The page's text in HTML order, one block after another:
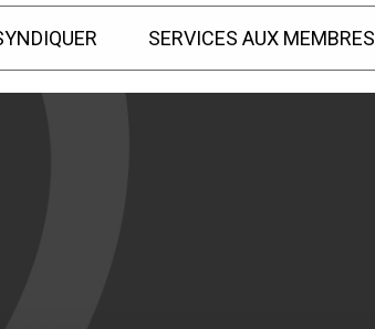
SERVICES AUX MEMBRES